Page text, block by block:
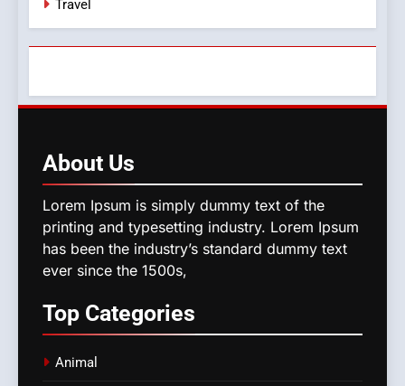
Travel
About Us
Lorem Ipsum is simply dummy text of the
printing and typesetting industry. Lorem Ipsum
has been the industry’s standard dummy text
ever since the 1500s,
Top Categories
Animal